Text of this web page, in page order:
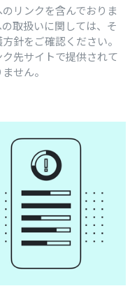
リンクを含んでおりま
取扱いに関しては、そ
針をご確認ください。
先サイトで提供されて
せん。